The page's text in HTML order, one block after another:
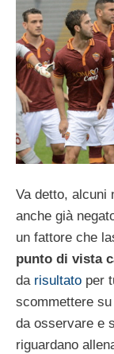
Va detto, alcuni
anche già
un fattore che
punto di vista
da risultato per
scommettere
da osservare e
riguardano